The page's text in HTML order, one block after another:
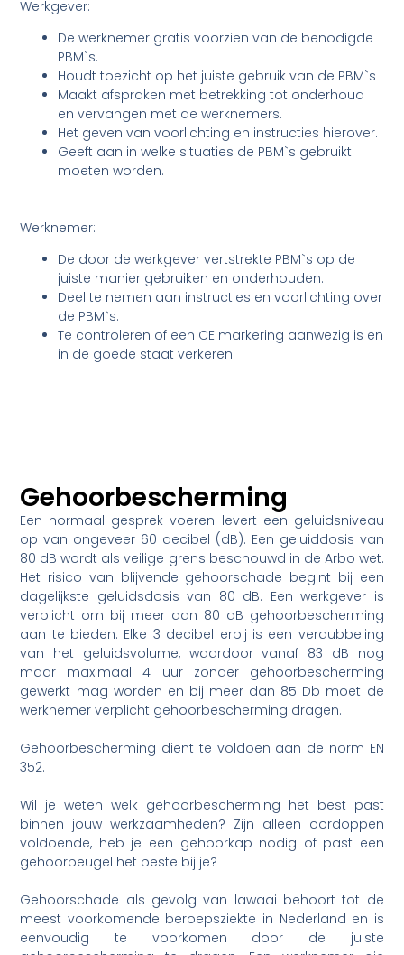
Werkgever:
De werknemer gratis voorzien van de benodigde
PBM`s.
Houdt toezicht op het juiste gebruik van de PBM`s
Maakt afspraken met betrekking tot onderhoud
en vervangen met de werknemers.
Het geven van voorlichting en instructies hierover.
Geeft aan in welke situaties de PBM`s gebruikt
moeten worden.
Werknemer:
De door de werkgever vertstrekte PBM`s op de
juiste manier gebruiken en onderhouden.
Deel te nemen aan instructies en voorlichting over
de PBM`s.
Te controleren of een CE markering aanwezig is en
in de goede staat verkeren.
Gehoorbescherming
Een normaal gesprek voeren levert een geluidsniveau
op van ongeveer 60 decibel (dB). Een geluiddosis van
80 dB wordt als veilige grens beschouwd in de Arbo wet.
Het risico van blijvende gehoorschade begint bij een
dagelijkste geluidsdosis van 80 dB. Een werkgever is
verplicht om bij meer dan 80 dB gehoorbescherming
aan te bieden. Elke 3 decibel erbij is een verdubbeling
van het geluidsvolume, waardoor vanaf 83 dB nog
maar maximaal 4 uur zonder gehoorbescherming
gewerkt mag worden en bij meer dan 85 Db moet de
werknemer verplicht gehoorbescherming dragen.
Gehoorbescherming dient te voldoen aan de norm EN
352.
Wil je weten welk gehoorbescherming het best past
binnen jouw werkzaamheden? Zijn alleen oordoppen
voldoende, heb je een gehoorkap nodig of past een
gehoorbeugel het beste bij je?
Gehoorschade als gevolg van lawaai behoort tot de
meest voorkomende beroepsziekte in Nederland en is
eenvoudig te voorkomen door de juiste